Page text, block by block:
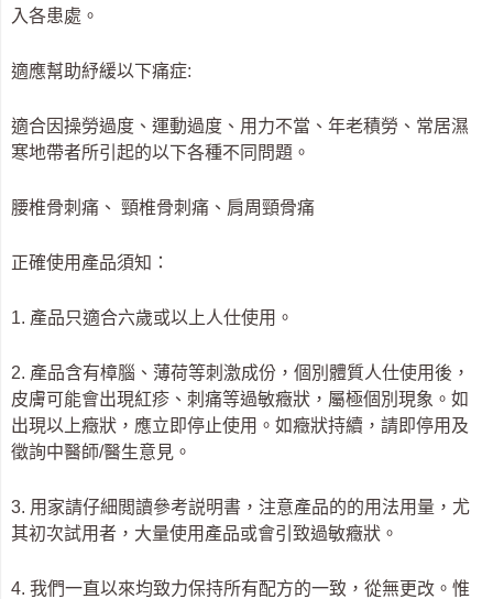
入各患處。
適應幫助紓緩以下痛症:
適合因操勞過度、運動過度、用力不當、年老積勞、常居濕
寒地帶者所引起的以下各種不同問題。
腰椎骨刺痛、 頸椎骨刺痛、肩周頸骨痛
正確使用產品須知：
1. 產品只適合六歲或以上人仕使用。
2. 產品含有樟腦、薄荷等刺激成份，個別體質人仕使用後，
皮膚可能會出現紅疹、刺痛等過敏癥狀，屬極個別現象。如
出現以上癥狀，應立即停止使用。如癥狀持續，請即停用及
徵詢中醫師/醫生意見。
3. 用家請仔細閲讀參考説明書，注意產品的的用法用量，尤
其初次試用者，大量使用產品或會引致過敏癥狀。
4. 我們一直以來均致力保持所有配方的一致，從無更改。惟